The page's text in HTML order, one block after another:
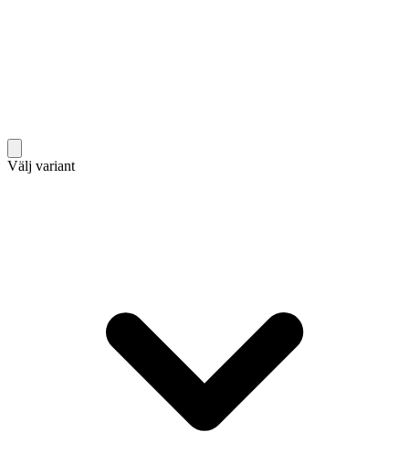
Välj variant